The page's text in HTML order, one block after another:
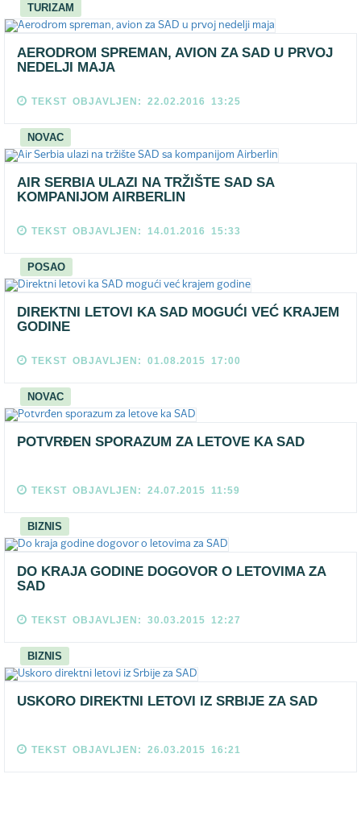
TURIZAM
AERODROM SPREMAN, AVION ZA SAD U PRVOJ
NEDELJI MAJA
TEKST OBJAVLJEN: 22.02.2016 13:25
NOVAC
AIR SERBIA ULAZI NA TRŽIŠTE SAD SA
KOMPANIJOM AIRBERLIN
TEKST OBJAVLJEN: 14.01.2016 15:33
POSAO
DIREKTNI LETOVI KA SAD MOGUĆI VEĆ KRAJEM
GODINE
TEKST OBJAVLJEN: 01.08.2015 17:00
NOVAC
POTVRĐEN SPORAZUM ZA LETOVE KA SAD
TEKST OBJAVLJEN: 24.07.2015 11:59
BIZNIS
DO KRAJA GODINE DOGOVOR O LETOVIMA ZA
SAD
TEKST OBJAVLJEN: 30.03.2015 12:27
BIZNIS
USKORO DIREKTNI LETOVI IZ SRBIJE ZA SAD
TEKST OBJAVLJEN: 26.03.2015 16:21